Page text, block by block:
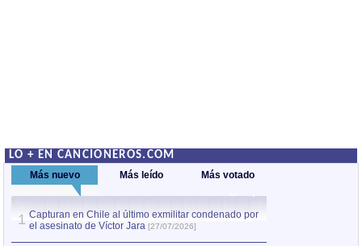
LO + EN CANCIONEROS.COM
Más nuevo Más leído Más votado
1 Capturan en Chile al último exmilitar condenado por
el asesinato de Víctor Jara [27/07/2026]